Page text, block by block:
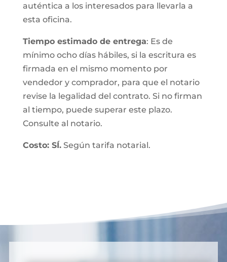
auténtica a los interesados para llevarla a
esta oficina.
Tiempo estimado de entrega: Es de
mínimo ocho días hábiles, si la escritura es
firmada en el mismo momento por
vendedor y comprador, para que el notario
revise la legalidad del contrato. Si no firman
al tiempo, puede superar este plazo.
Consulte al notario.
Costo: SÍ.Según tarifa notarial.